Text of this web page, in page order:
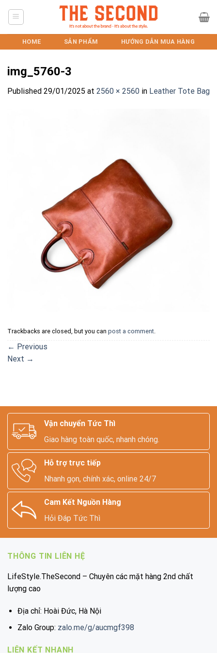
HOME SẢN PHẨM HƯỚNG DẪN MUA HÀNG
img_5760-3
Published 29/01/2025 at 2560 × 2560 in Leather Tote Bag
Trackbacks are closed, but you can post a comment.
← Previous
Next →
Vận chuyển Tức Thì
Giao hàng toàn quốc, nhanh chóng.
Hỗ trợ trực tiếp
Nhanh gọn, chính xác, online 24/7
Cam Kết Nguồn Hàng
Hỏi Đáp Tức Thì
THÔNG TIN LIÊN HỆ
LifeStyle.TheSecond – Chuyên các mặt hàng 2nd chất
lượng cao
Địa chỉ: Hoài Đức, Hà Nội
Zalo Group: zalo.me/g/aucmgf398
LIÊN KẾT NHANH